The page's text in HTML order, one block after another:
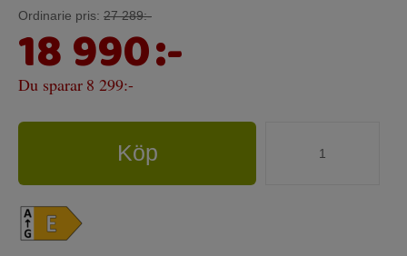
Ordinarie pris: 27 289:-
18 990:-
Du sparar 8 299:-
Köp